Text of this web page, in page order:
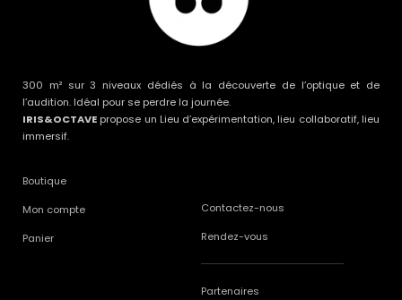
300 m² sur 3 niveaux dédiés à la découverte de l’optique et de
l’audition. Idéal pour se perdre la journée.
IRIS&OCTAVE propose un Lieu d’expérimentation, lieu collaboratif, lieu
immersif.
Boutique
Mon compte
Panier
Contactez-nous
Rendez-vous
Partenaires